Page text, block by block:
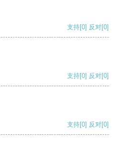
支持[0] 反对[0]
支持[0] 反对[0]
支持[0] 反对[0]